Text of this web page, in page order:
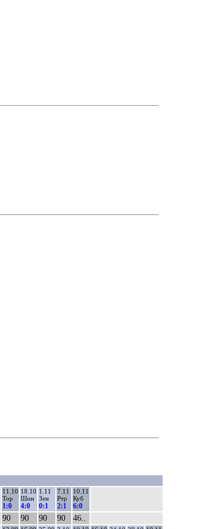
11.10
Тор
1:0
18.10
Шин
4:0
1.11
Зен
0:1
7.11
Ртр
2:1
10.11
Куб
6:0
90 90 90 90 46..